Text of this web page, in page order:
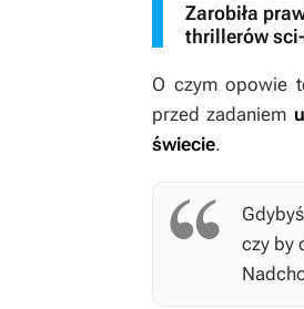
Zarobiła
thrillerów
O czym opowie
przed zadaniem
świecie.
czy by